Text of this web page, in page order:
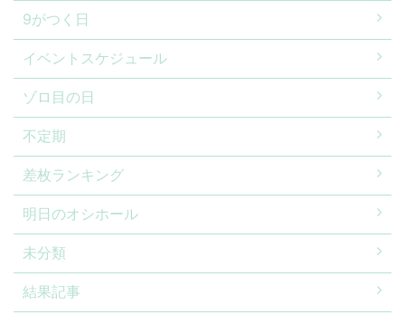
9がつく日
イベントスケジュール
ゾロ目の日
不定期
差枚ランキング
明日のオシホール
未分類
結果記事